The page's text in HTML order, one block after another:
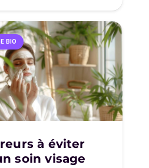
BIO
à éviter
soin visage